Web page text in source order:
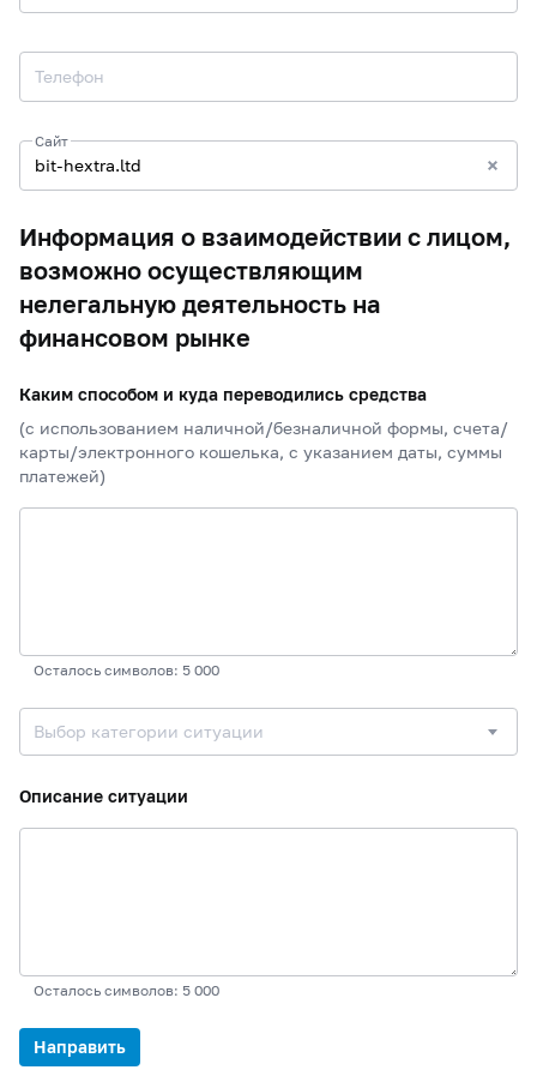
Телефон
Сайт
Информация о взаимодействии с лицом,
возможно осуществляющим
нелегальную деятельность на
финансовом рынке
Каким способом и куда переводились средства
(с использованием наличной/безналичной формы, счета/
карты/электронного кошелька, с указанием даты, суммы
платежей)
Осталось символов: 5 000
Выбор категории ситуации
Описание ситуации
Осталось символов: 5 000